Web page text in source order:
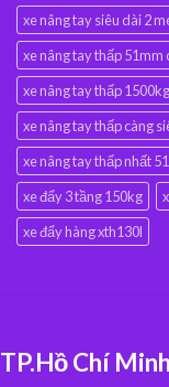
xe nâng tay siêu dài 2
xe nâng tay thấp
xe nâng tay thấp 1500kg
xe nâng tay thấp càng
xe nâng tay thấp nhất
xe đẩy 3 tầng 150kg
xe đẩy hàng xth130l
TP.Hồ Chí Minh